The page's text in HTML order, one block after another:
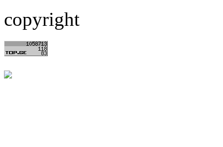
copyright